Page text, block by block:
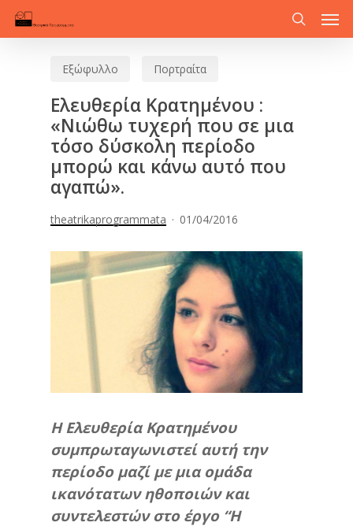
Skip
search
Εξώφυλλο Πορτραίτα
Ελευθερία Κρατημένου :
«Νιώθω τυχερή που σε μια
τόσο δύσκολη περίοδο
μπορώ και κάνω αυτό που
αγαπώ».
theatrikaprogrammata 01/04/2016
Η Ελευθερία Κρατημένου
συμπρωταγωνιστεί αυτή την
περίοδο μαζί με μια ομάδα
ικανότατων ηθοποιών και
συντελεστών στο έργο “Η